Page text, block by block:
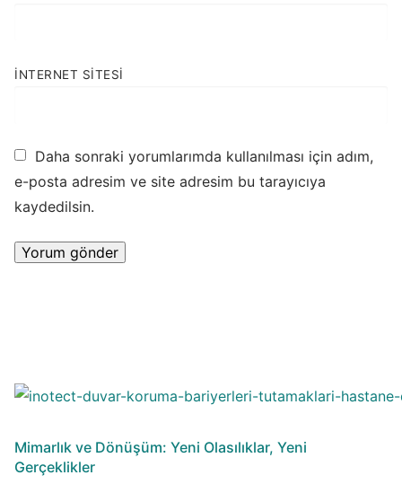
İNTERNET SITESI
Daha sonraki yorumlarımda kullanılması için adım,
e-posta adresim ve site adresim bu tarayıcıya
kaydedilsin.
Mimarlık ve Dönüşüm: Yeni Olasılıklar, Yeni
Gerçeklikler